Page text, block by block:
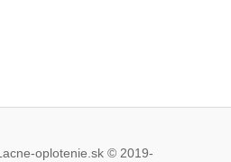
oplotenie.sk © 2019-